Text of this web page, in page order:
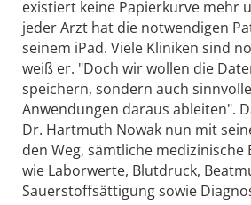
existiert keine Papierkurve mehr
jeder Arzt hat die notwendigen
seinem iPad. Viele Kliniken sind
weiß er. "Doch wir wollen die
speichern, sondern auch
Anwendungen daraus ableiten".
Dr. Hartmuth Nowak nun mit
den Weg, sämtliche medizinische
wie Laborwerte, Blutdruck,
Sauerstoffsättigung sowie